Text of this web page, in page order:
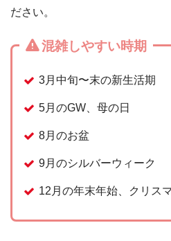
ださい。
混雑しやすい時期
3月中旬〜末の新生活期
5月のGW、母の日
8月のお盆
9月のシルバーウィーク
12月の年末年始、クリス